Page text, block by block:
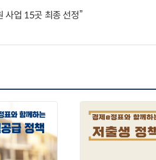
사업 15곳 최종 선정”